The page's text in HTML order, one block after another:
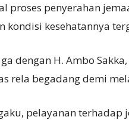
proses penyerahan
kondisi kesehatannya
dengan H. Ambo
rela begadang demi
pelayanan